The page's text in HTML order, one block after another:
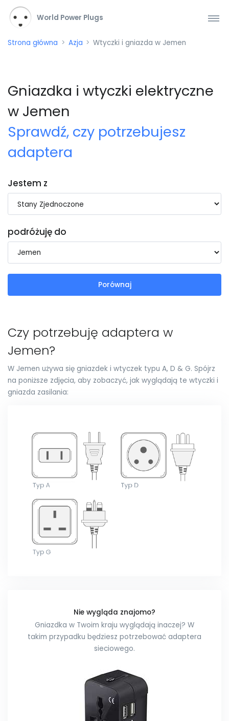
World Power Plugs
Strona główna Azja Wtyczki i gniazda w Jemen
Gniazdka i wtyczki elektryczne
w Jemen
Sprawdź, czy potrzebujesz
adaptera
Jestem z
podróżuję do
Porównaj
Czy potrzebuję adaptera w
Jemen?
W Jemen używa się gniazdek i wtyczek typu A, D & G. Spójrz
na poniższe zdjęcia, aby zobaczyć, jak wyglądają te wtyczki i
gniazda zasilania:
Nie wygląda znajomo?
Gniazdka w Twoim kraju wyglądają inaczej? W
takim przypadku będziesz potrzebować adaptera
sieciowego.